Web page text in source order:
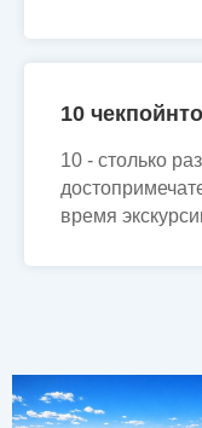
10
10 - столько
время